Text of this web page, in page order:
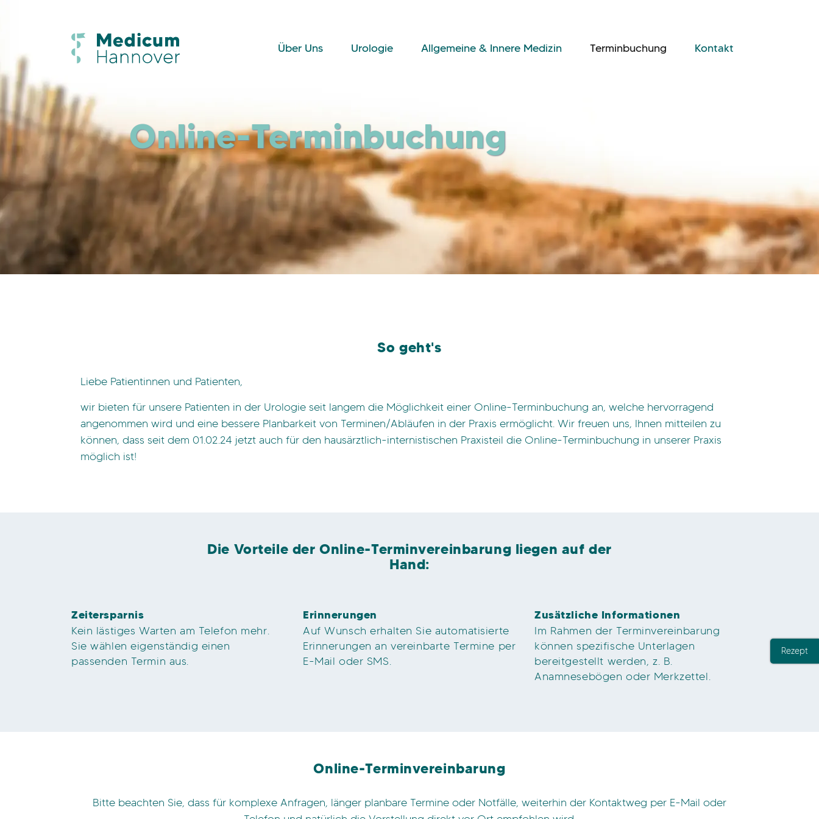
Über Uns Urologie Allgemeine & Innere Medizin Terminbuchung Kontakt
Online-Terminbuchung
So geht's
Liebe Patientinnen und Patienten,
wir bieten für unsere Patienten in der Urologie seit langem die Möglichkeit einer Online-Terminbuchung an, welche hervorragend
angenommen wird und eine bessere Planbarkeit von Terminen/Abläufen in der Praxis ermöglicht. Wir freuen uns, Ihnen mitteilen zu
können, dass seit dem 01.02.24 jetzt auch für den hausärztlich-internistischen Praxisteil die Online-Terminbuchung in unserer Praxis
möglich ist!
Die Vorteile der Online-Terminvereinbarung liegen auf der
Hand:
Zeitersparnis
Kein lästiges Warten am Telefon mehr.
Sie wählen eigenständig einen
passenden Termin aus.
Erinnerungen
Auf Wunsch erhalten Sie automatisierte
Erinnerungen an vereinbarte Termine per
E-Mail oder SMS.
Zusätzliche Informationen
Im Rahmen der Terminvereinbarung
können spezifische Unterlagen
bereitgestellt werden, z. B.
Anamnesebögen oder Merkzettel.
Online-Terminvereinbarung
Bitte beachten Sie, dass für komplexe Anfragen, länger planbare Termine oder Notfälle, weiterhin der Kontaktweg per E-Mail oder
Rezept